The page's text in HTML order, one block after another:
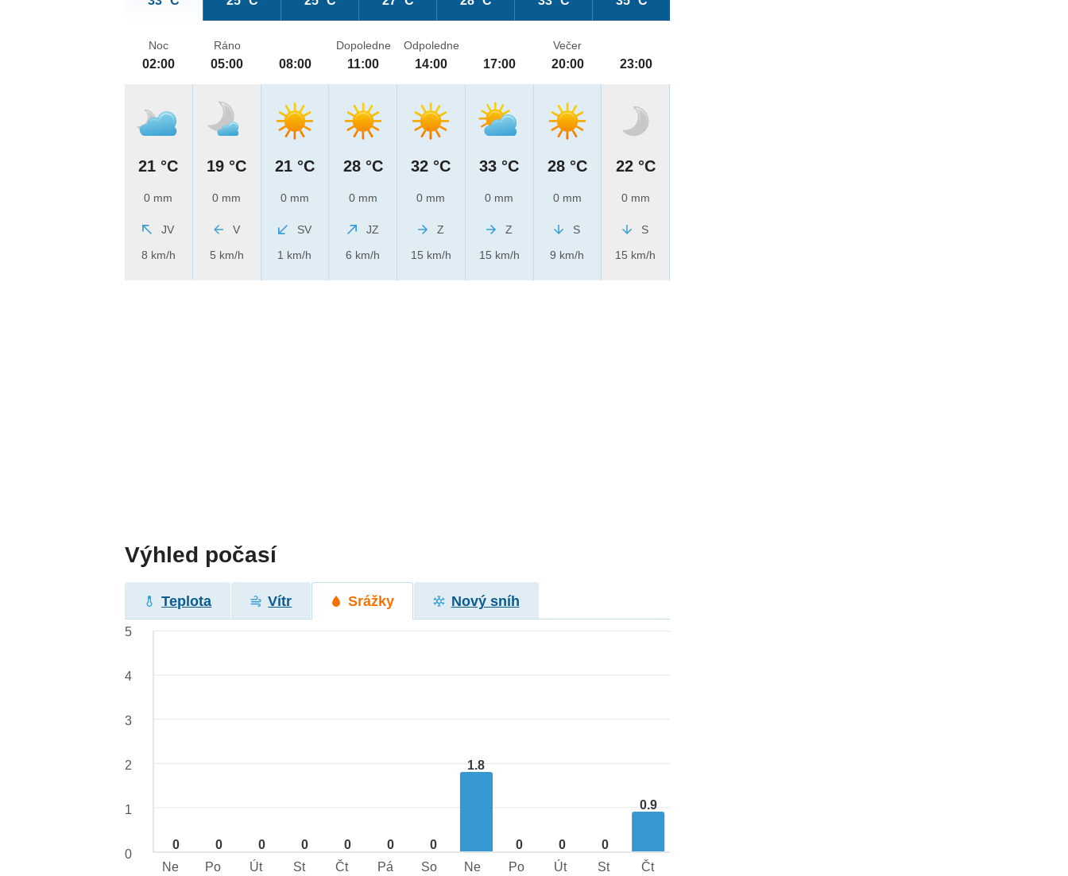
Noc
02:00
21 °C
0 mm
JV
8 km/h
Ráno
05:00
19 °C
0 mm
V
5 km/h
08:00
21 °C
0 mm
SV
1 km/h
Dopoledne
11:00
28 °C
0 mm
JZ
6 km/h
Odpoledne
14:00
32 °C
0 mm
Z
15 km/h
17:00
33 °C
0 mm
Z
15 km/h
Večer
20:00
28 °C
0 mm
S
9 km/h
23:00
22 °C
0 mm
S
15 km/h
Výhled počasí
Teplota Vítr Srážky Nový sníh
0 0 0 0 0 0 0
1.8
0 0 0
0.9
5
4
3
2
1
0
Ne
Po Út St Čt Pá So Ne Po Út St Čt